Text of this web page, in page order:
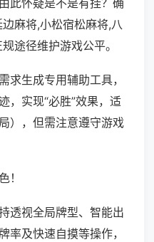
此怀疑是不是有挂？确
麻将,小松宿松麻将,八
途径维护游戏公平。
求生成专用辅助工具，
，实现“必胜”效果，适
），但需注意遵守游戏
！
透视全局牌型、智能出
率及快速自摸等操作，